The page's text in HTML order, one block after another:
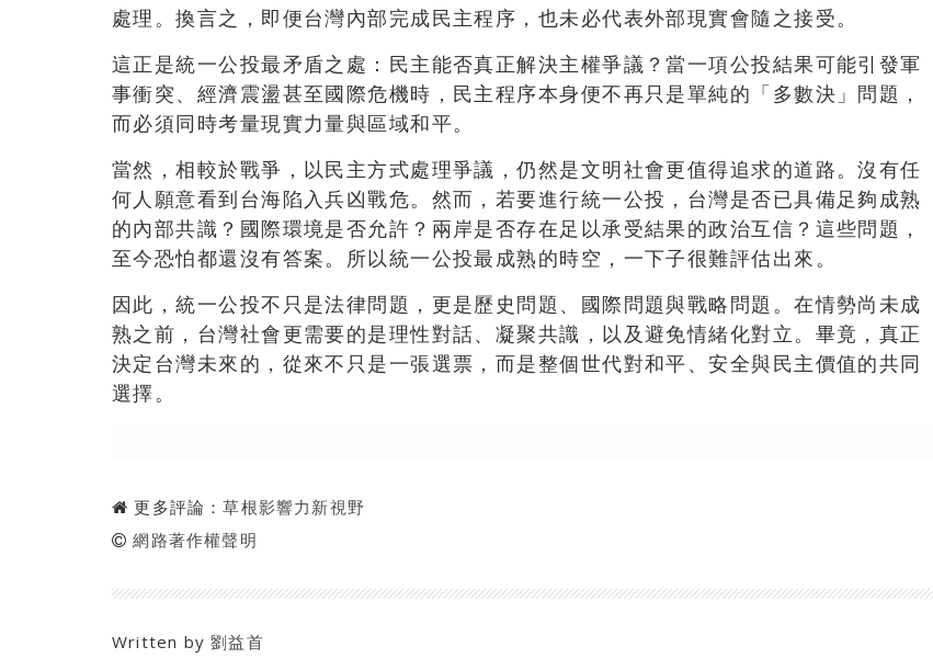
處理。換言之，即便台灣內部完成民主程序，也未必代表外部現實會隨之接受。
這正是統一公投最矛盾之處：民主能否真正解決主權爭議？當一項公投結果可能引發軍
事衝突、經濟震盪甚至國際危機時，民主程序本身便不再只是單純的「多數決」問題，
而必須同時考量現實力量與區域和平。
當然，相較於戰爭，以民主方式處理爭議，仍然是文明社會更值得追求的道路。沒有任
何人願意看到台海陷入兵凶戰危。然而，若要進行統一公投，台灣是否已具備足夠成熟
的內部共識？國際環境是否允許？兩岸是否存在足以承受結果的政治互信？這些問題，
至今恐怕都還沒有答案。所以統一公投最成熟的時空，一下子很難評估出來。
因此，統一公投不只是法律問題，更是歷史問題、國際問題與戰略問題。在情勢尚未成
熟之前，台灣社會更需要的是理性對話、凝聚共識，以及避免情緒化對立。畢竟，真正
決定台灣未來的，從來不只是一張選票，而是整個世代對和平、安全與民主價值的共同
選擇。
更多評論：草根影響力新視野
網路著作權聲明
Written by劉益首